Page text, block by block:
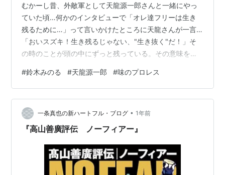
むかーし昔、外敵軍として天龍源一郎さんと一緒にやっ
ていた頃…何かのインタビューで「オレ達フリーは生き
残るために…」って言いかけたところに天龍さんが一言…
「おいスズキ！生き残るじゃない、"生き抜く"だ！」そ
の時のことが頭の中にずっと残っている。その意味をず
pic.twitter.com/wmcEYGMBaf— 鈴木みのる
(@suzuki_D_minoru) June 24, 2025 というね。 これに
ついて、めちゃくちゃ理不尽、それころ冬木弘道なみに
理不尽な感想なんだが「なぜ、アカツキ（味のプロレ
ス）氏は、これを絵にしてないのか」 アカツキ☀味のプ
#鈴木みのる #天龍源一郎 #味のプロレス
一条真也の新ハートフル・ブログ • 1年前
『高山善廣評伝 ノーフィアー』